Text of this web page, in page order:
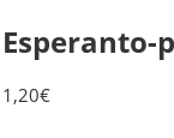
Esperanto-
1,20€